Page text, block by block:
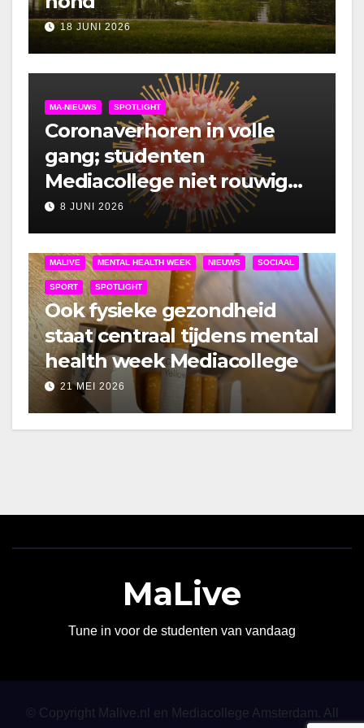
18 JUNI 2026
MA-NIEUWS SPOTLIGHT
Coronaverhoren in volle
gang; studenten
Mediacollege niet rouwig
om lockdown
8 JUNI 2026
MALIVE MENTAL HEALTH WEEK NIEUWS SOCIAAL
SPORT SPOTLIGHT
Ook fysieke gezondheid
staat centraal tijdens mental
health week Mediacollege
21 MEI 2026
MaLive
Tune in voor de studenten van vandaag
© Copyright Malive.nl en Mediacollege Amsterdam. All